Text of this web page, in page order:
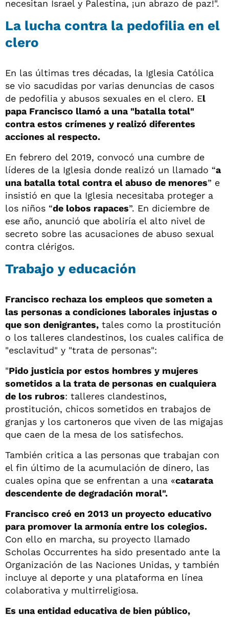
necesitan Israel y Palestina, ¡un abrazo de paz!".
La lucha contra la pedofilia en el
clero
En las últimas tres décadas, la Iglesia Católica
se vio sacudidas por varias denuncias de casos
de pedofilia y abusos sexuales en el clero. El
papa Francisco llamó a una "batalla total"
contra estos crímenes y realizó diferentes
acciones al respecto.
En febrero del 2019, convocó una cumbre de
líderes de la Iglesia donde realizó un llamado “a
una batalla total contra el abuso de menores” e
insistió en que la Iglesia necesitaba proteger a
los niños “de lobos rapaces”. En diciembre de
ese año, anunció que aboliría el alto nivel de
secreto sobre las acusaciones de abuso sexual
contra clérigos.
Trabajo y educación
Francisco rechaza los empleos que someten a
las personas a condiciones laborales injustas o
que son denigrantes, tales como la prostitución
o los talleres clandestinos, los cuales califica de
"esclavitud" y "trata de personas":
"Pido justicia por estos hombres y mujeres
sometidos a la trata de personas en cualquiera
de los rubros: talleres clandestinos,
prostitución, chicos sometidos en trabajos de
granjas y los cartoneros que viven de las migajas
que caen de la mesa de los satisfechos.
También critica a las personas que trabajan con
el fin último de la acumulación de dinero, las
cuales opina que se enfrentan a una «catarata
descendente de degradación moral".
Francisco creó en 2013 un proyecto educativo
para promover la armonía entre los colegios.
Con ello en marcha, su proyecto llamado
Scholas Occurrentes ha sido presentado ante la
Organización de las Naciones Unidas, y también
incluye al deporte y una plataforma en línea
colaborativa y multirreligiosa.
Es una entidad educativa de bien público,